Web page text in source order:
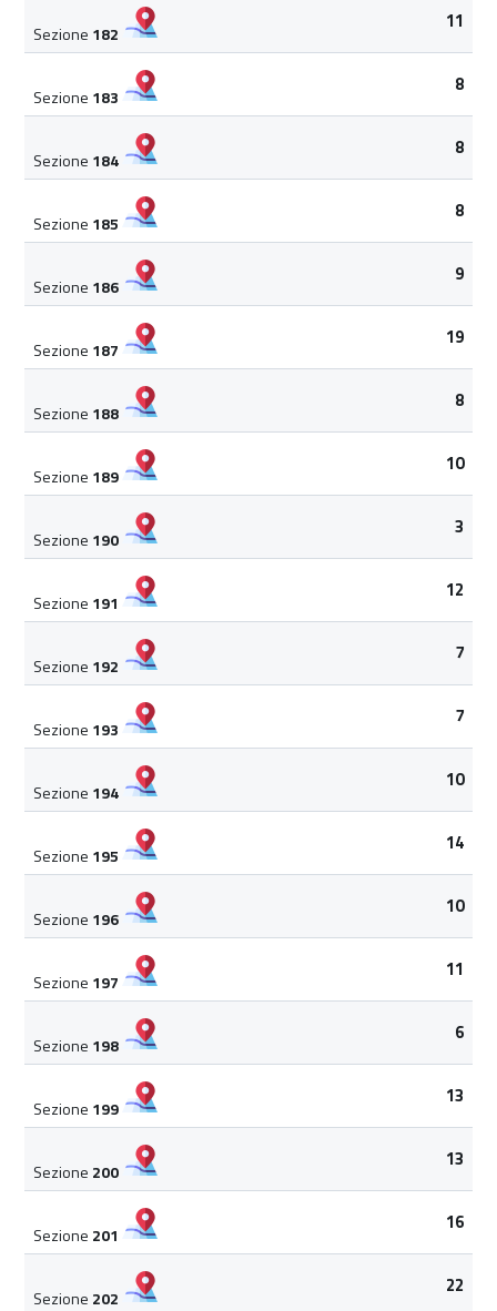
Sezione 182
11
Sezione 183
8
Sezione 184
8
Sezione 185
8
Sezione 186
9
Sezione 187
19
Sezione 188
8
Sezione 189
10
Sezione 190
3
Sezione 191
12
Sezione 192
7
Sezione 193
7
Sezione 194
10
Sezione 195
14
Sezione 196
10
Sezione 197
11
Sezione 198
6
Sezione 199
13
Sezione 200
13
Sezione 201
16
Sezione 202
22